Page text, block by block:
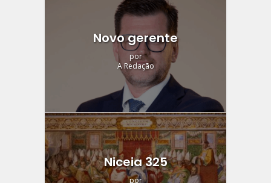
Novo gerente
por
A Redação
Niceia 325
por